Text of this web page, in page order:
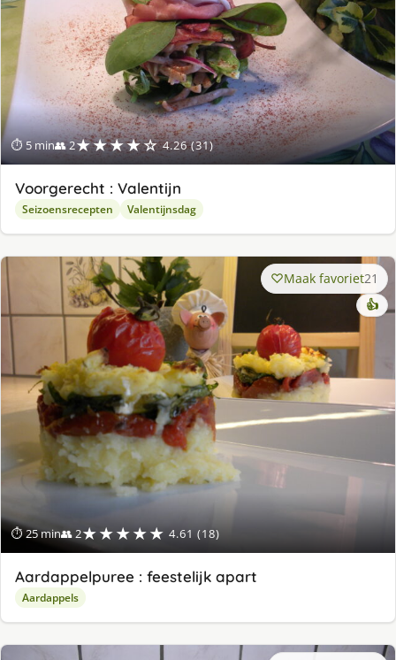
⏱ 5 min👥 2★★★★☆ 4.26 (31)
Voorgerecht : Valentijn
Seizoensrecepten Valentijnsdag
⏱ 25 min👥 2★★★★★ 4.61 (18)
Maak favoriet21
👍
Aardappelpuree : feestelijk apart
Aardappels